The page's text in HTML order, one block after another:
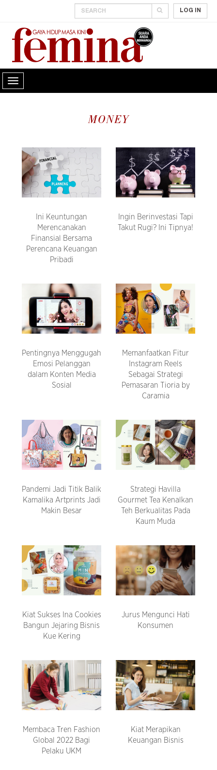
LOG IN
MONEY
Ini Keuntungan
Merencanakan
Finansial Bersama
Perencana Keuangan
Pribadi
Ingin Berinvestasi Tapi
Takut Rugi? Ini Tipnya!
Pentingnya Menggugah
Emosi Pelanggan
dalam Konten Media
Sosial
Memanfaatkan Fitur
Instagram Reels
Sebagai Strategi
Pemasaran Tioria by
Caramia
Pandemi Jadi Titik Balik
Kamalika Artprints Jadi
Makin Besar
Strategi Havilla
Gourmet Tea Kenalkan
Teh Berkualitas Pada
Kaum Muda
Kiat Sukses Ina Cookies
Bangun Jejaring Bisnis
Kue Kering
Jurus Mengunci Hati
Konsumen
Membaca Tren Fashion
Global 2022 Bagi
Pelaku UKM
Kiat Merapikan
Keuangan Bisnis